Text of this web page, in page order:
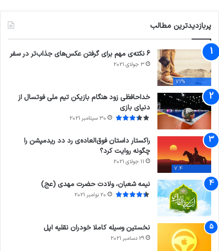
پربازدیدترین مطالب
71%
6 نکته‌ی مهم برای گرفتن عکس‌های جذاب‌تر در سفر
3 جولای 2021
خداحافظی زود هنگام بازیکن تیم ملی فوتسال از
دنیای بازی
30 سپتامبر 2021
7.4
راکستار داستان فوق‌العاده‌ی رد دد ریدمپشن را
چگونه روایت کرد؟
11 جولای 2021
نیمه شعبان، ولادت حضرت مهدی (عج)
20 نوامبر 2021
نخستین وسیله کاملا خودران نقلیه اپل
29 دسامبر 2021